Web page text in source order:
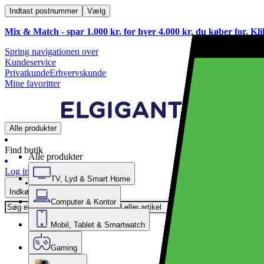
Indtast postnummer Vælg
Mix & Match - spar 1.000 kr. for hver 4.000 kr. du køber for.
Spring navigationen over
Kundeservice
PrivatkundeErhvervskunde
Mine favoritter
Alle produkter
Find butik
Log ind
Indkøbskurv
Alle produkter
TV, Lyd & Smart Home
Computer & Kontor
Mobil, Tablet & Smartwatch
Gaming